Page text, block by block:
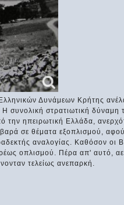
Δυνάμεων Κρήτης
συνολική στρατιωτική δύναμη
την ηπειρωτική Ελλάδα,
σε θέματα εξοπλισμού,
αναλογίας. Καθόσον οι
οπλισμού. Πέρα απ' αυτό,
τελείως ανεπαρκή.